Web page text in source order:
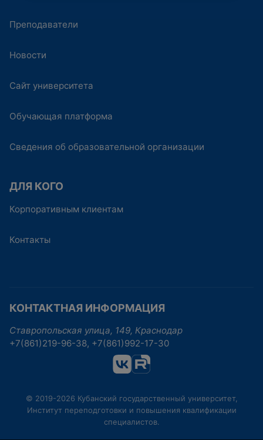
Преподаватели
Новости
Сайт университета
Обучающая платформа
Сведения об образовательной организации
ДЛЯ КОГО
Корпоративным клиентам
Контакты
КОНТАКТНАЯ ИНФОРМАЦИЯ
Ставропольская улица, 149, Краснодар
+7(861)219-96-38, +7(861)992-17-30
© 2019-2026 Кубанский государственный университет,
Институт переподготовки и повышения квалификации
специалистов.